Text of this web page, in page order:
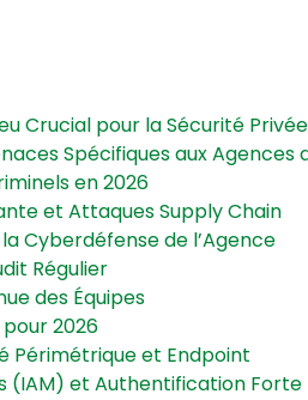
Crucial pour la Sécurité
Spécifiques aux Agences
en 2026
et Attaques Supply Chain
Cyberdéfense de l’Agence
Régulier
des Équipes
2026
Périmétrique et Endpoint
(IAM) et Authentification Forte